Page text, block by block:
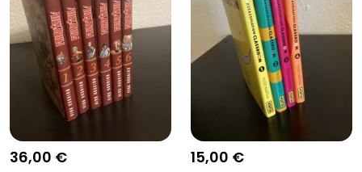
36,00 € 15,00 €